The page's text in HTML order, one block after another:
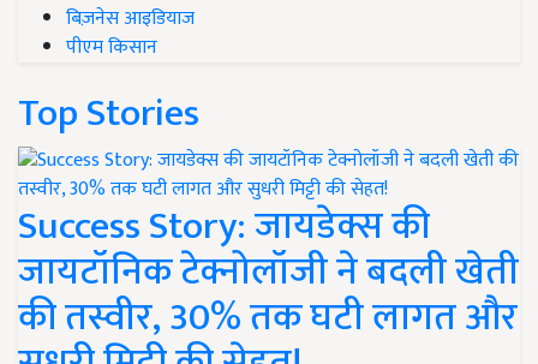
बिज़नेस आइडियाज
पीएम किसान
Top Stories
Success Story: जायडेक्स की
जायटॉनिक टेक्नोलॉजी ने बदली खेती
की तस्वीर, 30% तक घटी लागत और